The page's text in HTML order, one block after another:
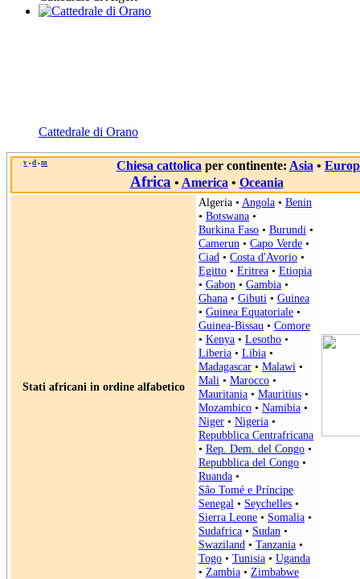
Cattedrale di Orano
v • d • m Chiesa cattolica per continente: Asia •
Africa • America • Oceania
Stati africani in ordine alfabetico
Algeria • Angola • Benin
• Botswana •
Burkina Faso • Burundi •
Camerun • Capo Verde •
Ciad • Costa d'Avorio •
Egitto • Eritrea • Etiopia
• Gabon • Gambia •
Ghana • Gibuti • Guinea
• Guinea Equatoriale •
Guinea-Bissau • Comore
• Kenya • Lesotho •
Liberia • Libia •
Madagascar • Malawi •
Mali • Marocco •
Mauritania • Mauritius •
Mozambico • Namibia •
Niger • Nigeria •
Repubblica Centrafricana
• Rep. Dem. del Congo •
Repubblica del Congo •
Ruanda •
São Tomé e Príncipe
Senegal • Seychelles •
Sierra Leone • Somalia •
Sudafrica • Sudan •
Swaziland • Tanzania •
Togo • Tunisia • Uganda
• Zambia • Zimbabwe